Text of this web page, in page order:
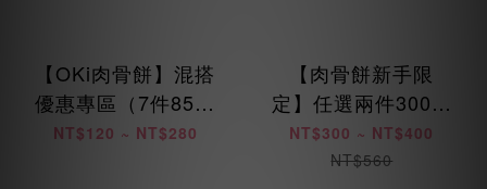
【OKi肉骨餅】混搭
優惠專區（7件85折
/ 14件8折 / 28件75
NT$120 ~ NT$280
【肉骨餅新手限
定】任選兩件300元
起 (每位會員限購乙
次)
NT$300 ~ NT$400
NT$560